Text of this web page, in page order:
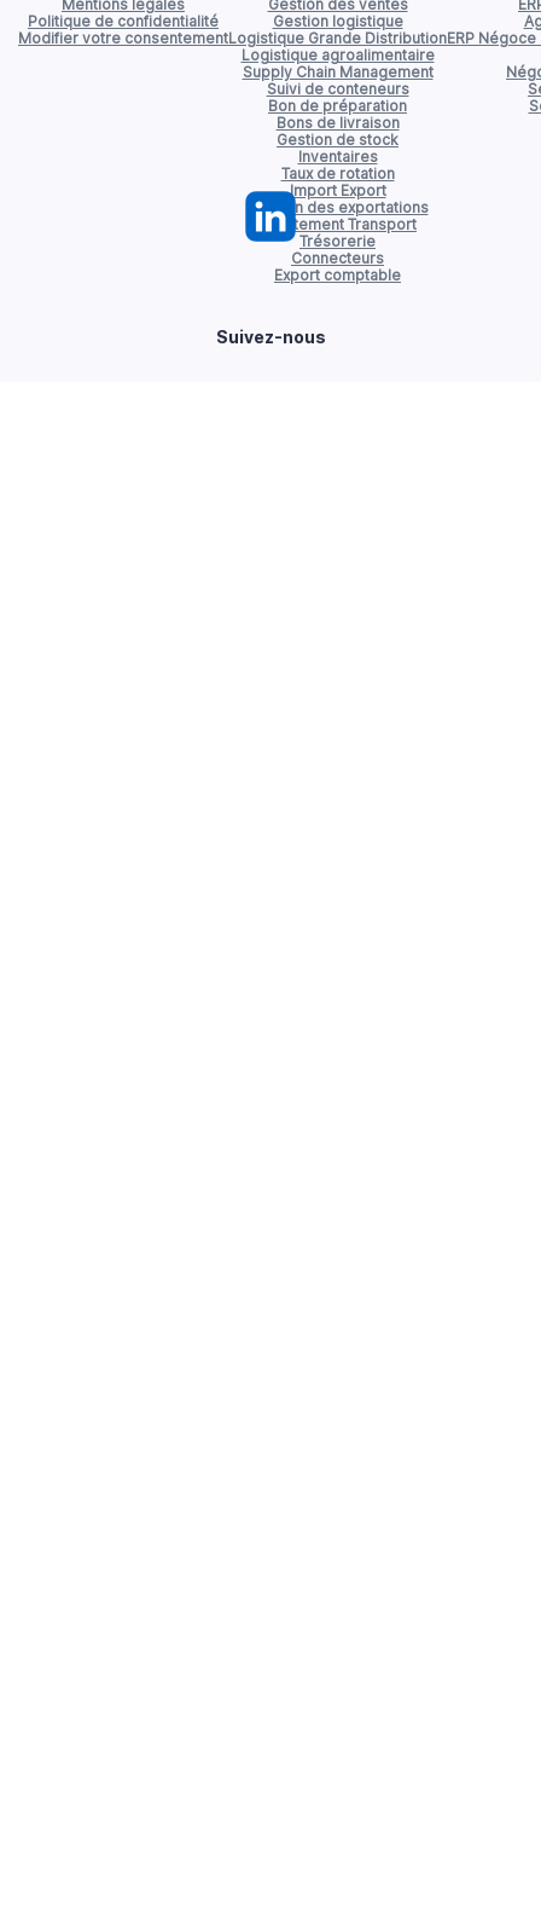
Mentions légales
Politique de confidentialité
Modifier votre consentement
Gestion des ventes
Gestion logistique
Logistique Grande Distribution
Logistique agroalimentaire
Supply Chain Management
Suivi de conteneurs
Bon de préparation
Bons de livraison
Gestion de stock
Inventaires
Taux de rotation
Import Export
Gestion des exportations
Affrètement Transport
Trésorerie
Connecteurs
Export comptable
ERP
Suivez-nous